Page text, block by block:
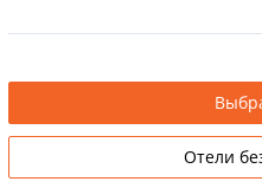
Отели